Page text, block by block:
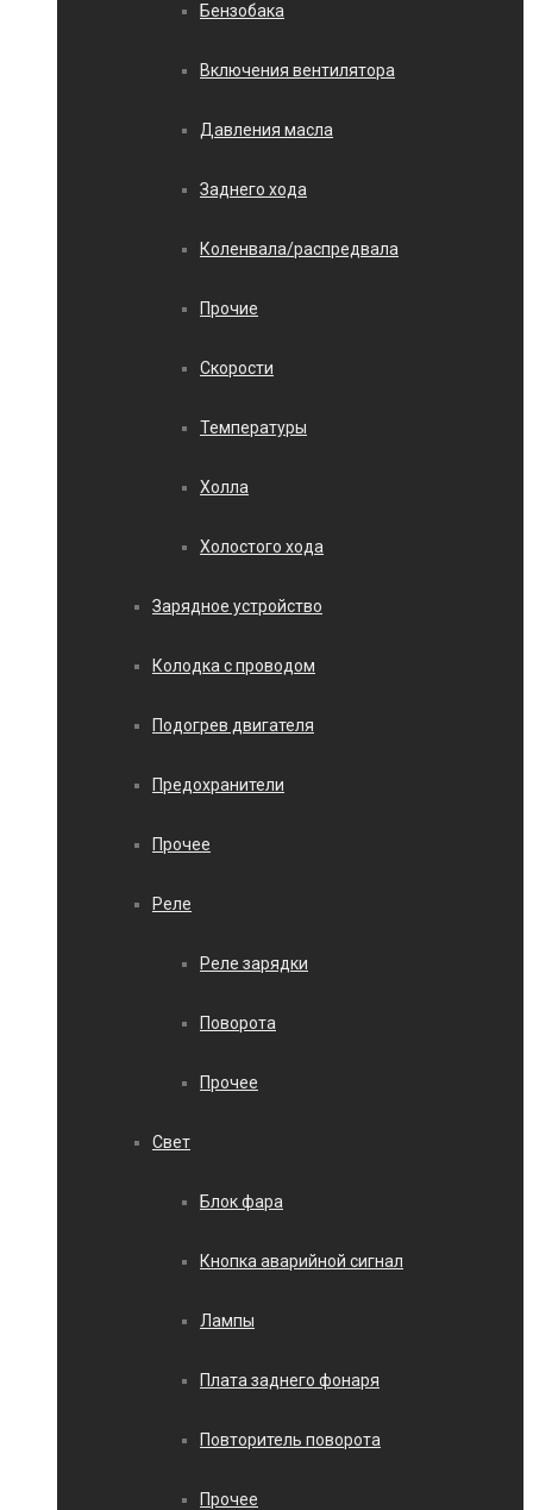
Бензобака
Включения вентилятора
Давления масла
Заднего хода
Коленвала/распредвала
Прочие
Скорости
Температуры
Холла
Холостого хода
Зарядное устройство
Колодка с проводом
Подогрев двигателя
Предохранители
Прочее
Реле
Реле зарядки
Поворота
Прочее
Свет
Блок фара
Кнопка аварийной сигнал
Лампы
Плата заднего фонаря
Повторитель поворота
Прочее